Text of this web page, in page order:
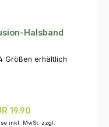
Halsband
Größen erhältlich
Preis:
19.90
inkl. MwSt. zzgl.